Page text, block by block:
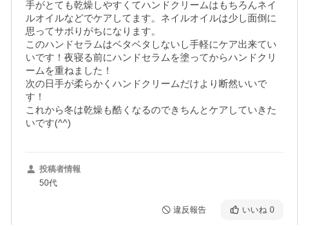
手がとても乾燥しやすくてハンドクリームはもちろんネイ
ルオイルなどでケアしてます。ネイルオイルは少し面倒に
思ってサボりがちになります。
このハンドセラムはベタベタしないし手軽にケア出来てい
いです！夜寝る前にハンドセラムを塗ってからハンドクリ
ームを重ねました！
次の日手が柔らかくハンドクリームだけより断然いいで
す！
これから冬は乾燥も酷くなるのできちんとケアしていきた
いです(^^)
投稿者情報
50代
違反報告 いいね 0